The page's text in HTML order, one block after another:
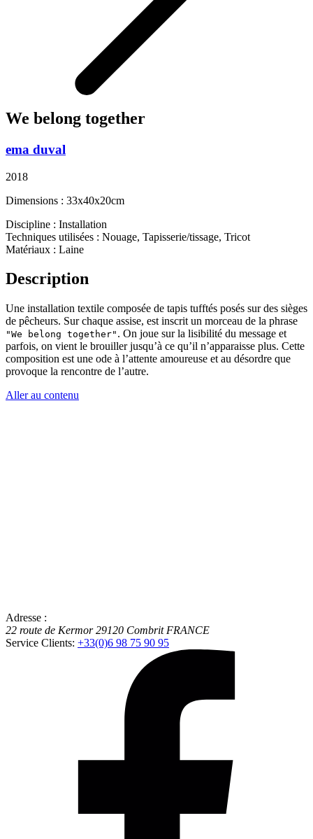
We belong together
ema duval
2018
Dimensions : 33x40x20cm
Discipline : Installation
Techniques utilisées : Nouage, Tapisserie/tissage, Tricot
Matériaux : Laine
Description
Une installation textile composée de tapis tufftés posés sur des sièges
de pêcheurs. Sur chaque assise, est inscrit un morceau de la phrase
"We belong together" . On joue sur la lisibilité du message et
parfois, on vient le brouiller jusqu’à ce qu’il n’apparaisse plus. Cette
composition est une ode à l’attente amoureuse et au désordre que
provoque la rencontre de l’autre.
Aller au contenu
Adresse :
22 route de Kermor 29120 Combrit FRANCE
Service Clients: +33(0)6 98 75 90 95